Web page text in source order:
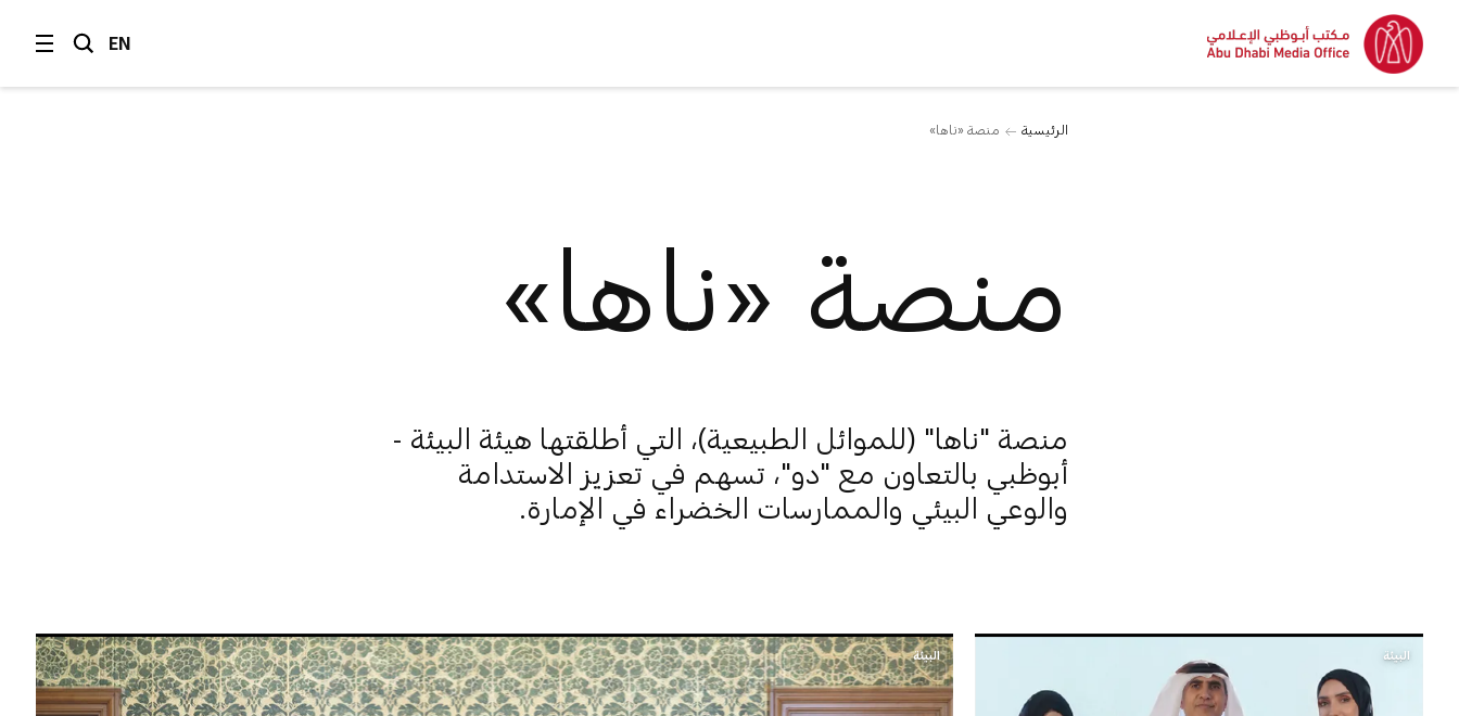
EN
الرئيسية منصة «ناها»
منصة «ناها»
منصة "ناها" (للموائل الطبيعية)، التي أطلقتها هيئة البيئة -
أبوظبي بالتعاون مع "دو"، تسهم في تعزيز الاستدامة
والوعي البيئي والممارسات الخضراء في الإمارة.
البيئة البيئة